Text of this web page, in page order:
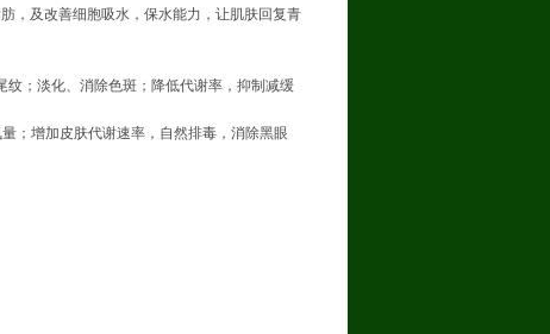
，及改善细胞吸水，保水能力，让肌肤回复青
；淡化、消除色斑；降低代谢率，抑制减缓
；增加皮肤代谢速率，自然排毒，消除黑眼